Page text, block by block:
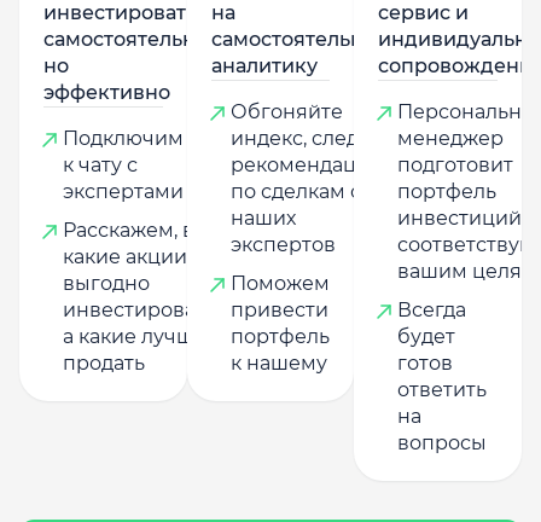
инвестировать
самостоятельно,
но
эффективно
Подключим
к чату с
экспертами
Расскажем, в
какие акции
выгодно
инвестировать,
а какие лучше
продать
на
самостоятельную
аналитику
Обгоняйте
индекс, следуя
рекомендациям
по сделкам от
наших
экспертов
Поможем
привести
портфель
к нашему
сервис и
менеджер
подготовит
портфель
инвестиций,
вашим целям
Всегда
будет
готов
ответить
на
вопросы